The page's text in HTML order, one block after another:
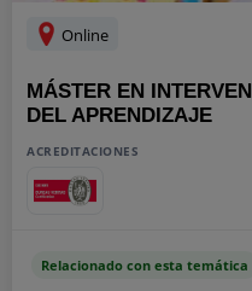
Online
MÁSTER EN
DEL APRENDIZAJE
ACREDITACIONES
Relacionado con esta temática